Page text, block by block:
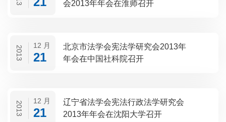
会2013年年会在淮师召开
2013 12 月
21
北京市法学会宪法学研究会2013年
年会在中国社科院召开
2013 12 月
21
辽宁省法学会宪法行政法学研究会
2013年年会在沈阳大学召开